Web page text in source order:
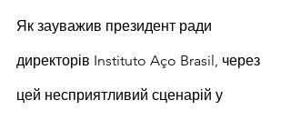
Як зауважив президент ради
директорів Instituto Aço Brasil, через
цей несприятливий сценарій у